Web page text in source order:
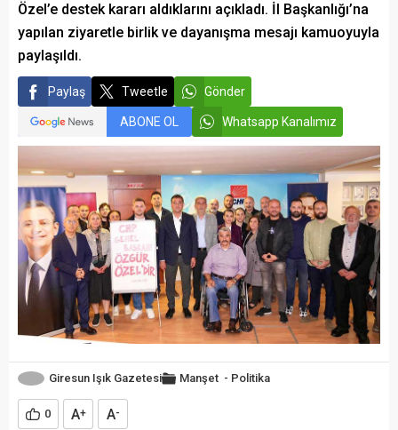
Özel’e destek kararı aldıklarını açıkladı. İl Başkanlığı’na
yapılan ziyaretle birlik ve dayanışma mesajı kamuoyuyla
paylaşıldı.
Paylaş Tweetle Gönder
ABONE OL Whatsapp Kanalımız
Giresun Işık Gazetesi Manşet - Politika
0 A+ A-